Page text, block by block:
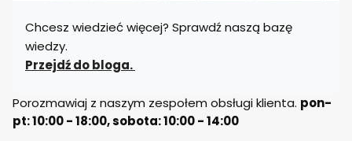
Chcesz wiedzieć więcej? Sprawdź naszą bazę
wiedzy.
Przejdź do bloga.
Porozmawiaj z naszym zespołem obsługi klienta. pon-
pt: 10:00 - 18:00, sobota: 10:00 - 14:00